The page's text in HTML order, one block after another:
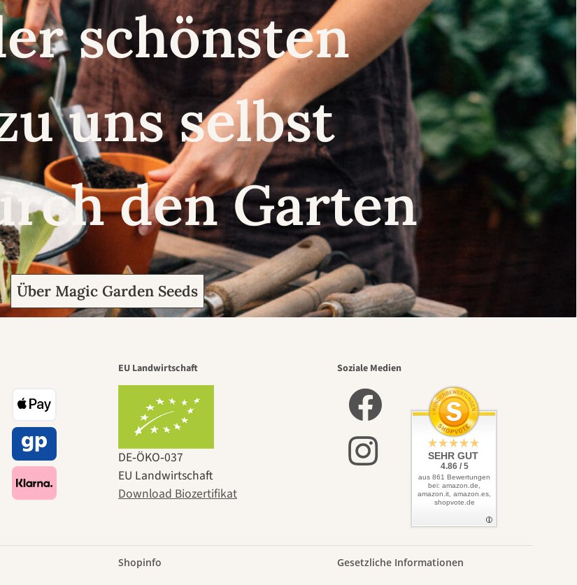
schönsten
uns selbst
den Garten
Über Magic Garden Seeds
EU Landwirtschaft
DE‑ÖKO‑037
EU Landwirtschaft
Download Biozertifikat
Soziale Medien
SEHR GUT
4.86 / 5
aus 861 Bewertungen
bei: amazon.de,
amazon.it, amazon.es,
shopvote.de
Shopinfo Gesetzliche Informationen